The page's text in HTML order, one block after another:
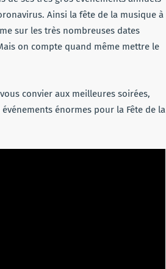
Ainsi la fête de la musique à
sur les très nombreuses dates
on compte quand même mettre le
convier aux meilleures soirées,
énormes pour la Fête de la